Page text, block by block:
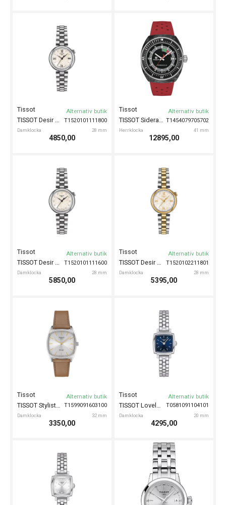
T1520101111800
Tissot
Damklocka 28 mm
TISSOT Desir 28mm
Alternativ butik
4850,00
T1454079705702
Tissot
Herrklocka 41 mm
TISSOT Sideral S 41mm
Alternativ butik
12895,00
T1520101111600
Tissot
Damklocka 28 mm
TISSOT Desir 28mm
Alternativ butik
5850,00
T1520102211801
Tissot
Damklocka 28 mm
TISSOT Desir 28mm
Alternativ butik
5395,00
T1599091603100
Tissot
Damklocka 32 mm
TISSOT Stylist 32mm
Alternativ butik
3350,00
T0581091104101
Tissot
Damklocka 20 mm
Alternativ butik
4295,00